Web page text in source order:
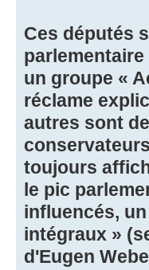
Ces députés
un groupe «
réclame
autres sont
toujours
le pic
influencés,
intégraux »
d'Eugen